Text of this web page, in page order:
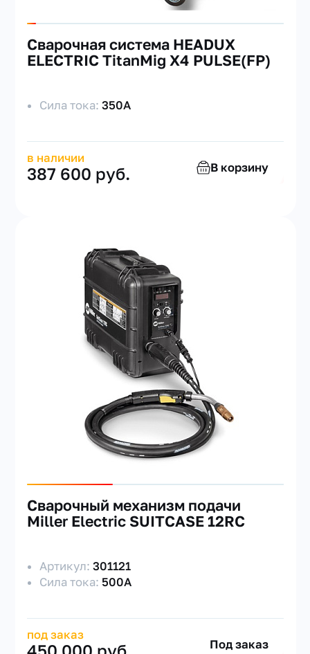
Cварочная система HEADUX
ELECTRIC TitanMig X4 PULSE(FP)
Сила тока:350А
в наличии
387 600 руб. В корзину
Сварочный механизм подачи
Miller Electric SUITCASE 12RC
Артикул:301121
Сила тока: 500А
под заказ
Под заказ